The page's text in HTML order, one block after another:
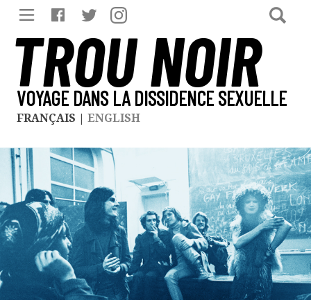
TROU NOIR
VOYAGE DANS LA DISSIDENCE SEXUELLE
FRANÇAIS | ENGLISH